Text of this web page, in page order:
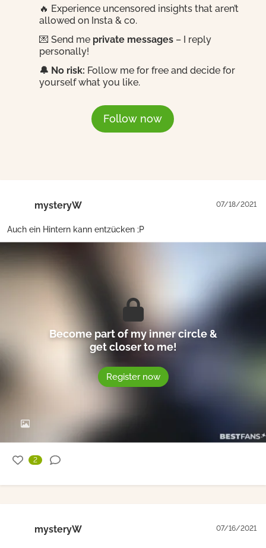
🔥 Experience uncensored insights that aren’t
allowed on Insta & co.
💌 Send me private messages– I reply
personally!
🔔 No risk: Follow me for free and decide for
yourself what you like.
Follow now
mysteryW 07/18/2021
Auch ein Hintern kann entzücken ;P
Become part of my inner circle &
get closer to me!
Register now
2
mysteryW 07/16/2021